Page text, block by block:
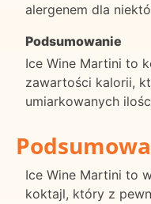
alergenem dla
Podsumowanie
Ice Wine Martini to
zawartości kalorii,
umiarkowanych
Ice Wine Martini to
koktajl, który z